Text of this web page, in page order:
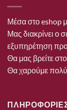
Μέσα στο eshop
Μας διακρίνει ο
εξυπηρέτηση
Θα μας βρείτε
Θα χαρούμε